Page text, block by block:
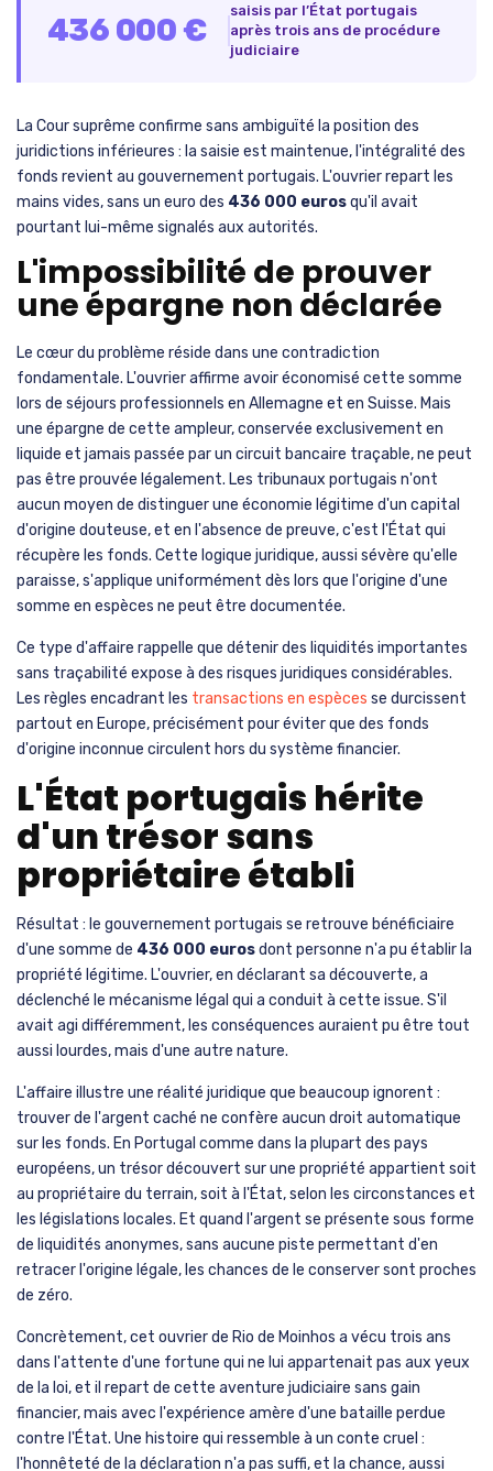
436 000 €
saisis par l’État portugais
après trois ans de procédure
judiciaire
La Cour suprême confirme sans ambiguïté la position des
juridictions inférieures : la saisie est maintenue, l'intégralité des
fonds revient au gouvernement portugais. L'ouvrier repart les
mains vides, sans un euro des 436 000 eurosqu'il avait
pourtant lui-même signalés aux autorités.
L'impossibilité de prouver
une épargne non déclarée
Le cœur du problème réside dans une contradiction
fondamentale. L'ouvrier affirme avoir économisé cette somme
lors de séjours professionnels en Allemagne et en Suisse. Mais
une épargne de cette ampleur, conservée exclusivement en
liquide et jamais passée par un circuit bancaire traçable, ne peut
pas être prouvée légalement. Les tribunaux portugais n'ont
aucun moyen de distinguer une économie légitime d'un capital
d'origine douteuse, et en l'absence de preuve, c'est l'État qui
récupère les fonds. Cette logique juridique, aussi sévère qu'elle
paraisse, s'applique uniformément dès lors que l'origine d'une
somme en espèces ne peut être documentée.
Ce type d'affaire rappelle que détenir des liquidités importantes
sans traçabilité expose à des risques juridiques considérables.
Les règles encadrant les transactions en espèces se durcissent
partout en Europe, précisément pour éviter que des fonds
d'origine inconnue circulent hors du système financier.
L'État portugais hérite
d'un trésor sans
propriétaire établi
Résultat : le gouvernement portugais se retrouve bénéficiaire
d'une somme de 436 000 eurosdont personne n'a pu établir la
propriété légitime. L'ouvrier, en déclarant sa découverte, a
déclenché le mécanisme légal qui a conduit à cette issue. S'il
avait agi différemment, les conséquences auraient pu être tout
aussi lourdes, mais d'une autre nature.
L'affaire illustre une réalité juridique que beaucoup ignorent :
trouver de l'argent caché ne confère aucun droit automatique
sur les fonds. En Portugal comme dans la plupart des pays
européens, un trésor découvert sur une propriété appartient soit
au propriétaire du terrain, soit à l'État, selon les circonstances et
les législations locales. Et quand l'argent se présente sous forme
de liquidités anonymes, sans aucune piste permettant d'en
retracer l'origine légale, les chances de le conserver sont proches
de zéro.
Concrètement, cet ouvrier de Rio de Moinhos a vécu trois ans
dans l'attente d'une fortune qui ne lui appartenait pas aux yeux
de la loi, et il repart de cette aventure judiciaire sans gain
financier, mais avec l'expérience amère d'une bataille perdue
contre l'État. Une histoire qui ressemble à un conte cruel :
l'honnêteté de la déclaration n'a pas suffi, et la chance, aussi